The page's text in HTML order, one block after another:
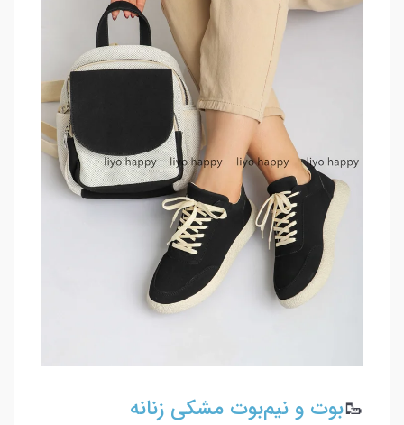
🥾بوت و نیم‌بوت مشکی زنانه